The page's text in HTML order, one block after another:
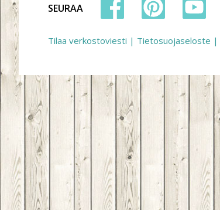
SEURAA
Tilaa verkostoviesti | Tietosuojaseloste |